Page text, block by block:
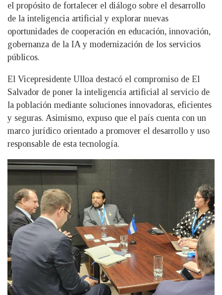
el propósito de fortalecer el diálogo sobre el desarrollo
de la inteligencia artificial y explorar nuevas
oportunidades de cooperación en educación, innovación,
gobernanza de la IA y modernización de los servicios
públicos.
El Vicepresidente Ulloa destacó el compromiso de El
Salvador de poner la inteligencia artificial al servicio de
la población mediante soluciones innovadoras, eficientes
y seguras. Asimismo, expuso que el país cuenta con un
marco jurídico orientado a promover el desarrollo y uso
responsable de esta tecnología.